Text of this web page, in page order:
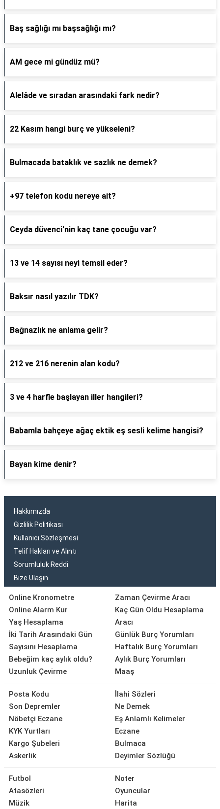
Baş sağlığı mı başsağlığı mı?
AM gece mi gündüz mü?
Alelâde ve sıradan arasındaki fark nedir?
22 Kasım hangi burç ve yükseleni?
Bulmacada bataklık ve sazlık ne demek?
+97 telefon kodu nereye ait?
Ceyda düvenci'nin kaç tane çocuğu var?
13 ve 14 sayısı neyi temsil eder?
Baksır nasıl yazılır TDK?
Bağnazlık ne anlama gelir?
212 ve 216 nerenin alan kodu?
3 ve 4 harfle başlayan iller hangileri?
Babamla bahçeye ağaç ektik eş sesli kelime hangisi?
Bayan kime denir?
Hakkımızda
Gizlilik Politikası
Kullanıcı Sözleşmesi
Telif Hakları ve Alıntı
Sorumluluk Reddi
Bize Ulaşın
Online Kronometre
Online Alarm Kur
Yaş Hesaplama
İki Tarih Arasındaki Gün
Sayısını Hesaplama
Bebeğim kaç aylık oldu?
Uzunluk Çevirme
Zaman Çevirme Aracı
Kaç Gün Oldu Hesaplama
Aracı
Günlük Burç Yorumları
Haftalık Burç Yorumları
Aylık Burç Yorumları
Maaş
Posta Kodu
Son Depremler
Nöbetçi Eczane
KYK Yurtları
Kargo Şubeleri
Askerlik
İlahi Sözleri
Ne Demek
Eş Anlamlı Kelimeler
Eczane
Bulmaca
Deyimler Sözlüğü
Futbol
Atasözleri
Müzik
Noter
Oyuncular
Harita